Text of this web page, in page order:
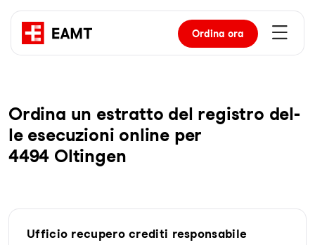
Ordina ora
Or­di­na un es­trat­to del re­gis­tro del­
le ese­cu­zio­ni on­line per
4494 Oltingen
Ufficio recupero crediti responsabile